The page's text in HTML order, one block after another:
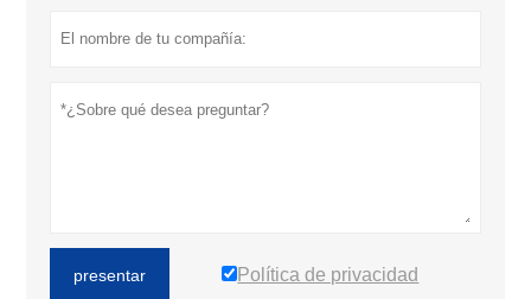
presentar Política de privacidad